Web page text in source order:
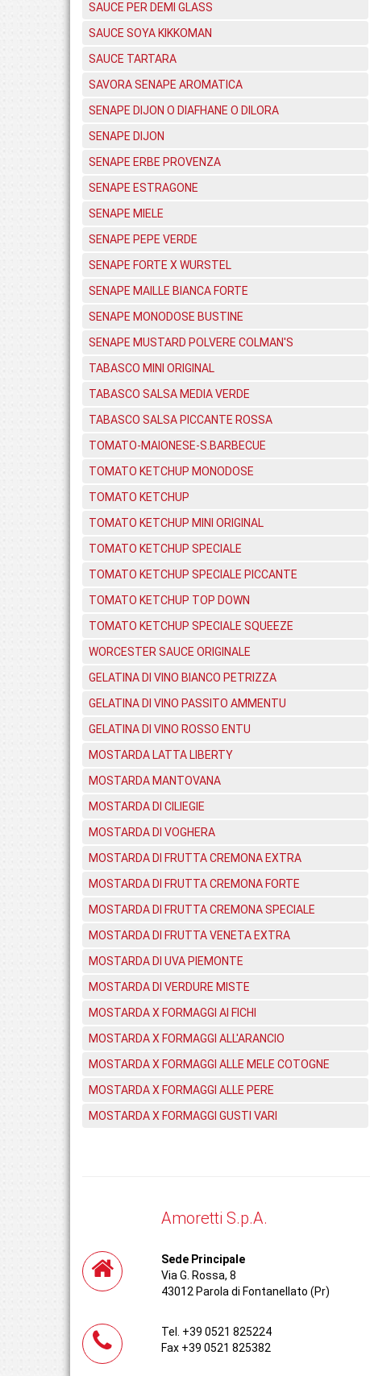
SAUCE PER DEMI GLASS
SAUCE SOYA KIKKOMAN
SAUCE TARTARA
SAVORA SENAPE AROMATICA
SENAPE DIJON O DIAFHANE O DILORA
SENAPE DIJON
SENAPE ERBE PROVENZA
SENAPE ESTRAGONE
SENAPE MIELE
SENAPE PEPE VERDE
SENAPE FORTE X WURSTEL
SENAPE MAILLE BIANCA FORTE
SENAPE MONODOSE BUSTINE
SENAPE MUSTARD POLVERE COLMAN'S
TABASCO MINI ORIGINAL
TABASCO SALSA MEDIA VERDE
TABASCO SALSA PICCANTE ROSSA
TOMATO-MAIONESE-S.BARBECUE
TOMATO KETCHUP MONODOSE
TOMATO KETCHUP
TOMATO KETCHUP MINI ORIGINAL
TOMATO KETCHUP SPECIALE
TOMATO KETCHUP SPECIALE PICCANTE
TOMATO KETCHUP TOP DOWN
TOMATO KETCHUP SPECIALE SQUEEZE
WORCESTER SAUCE ORIGINALE
GELATINA DI VINO BIANCO PETRIZZA
GELATINA DI VINO PASSITO AMMENTU
GELATINA DI VINO ROSSO ENTU
MOSTARDA LATTA LIBERTY
MOSTARDA MANTOVANA
MOSTARDA DI CILIEGIE
MOSTARDA DI VOGHERA
MOSTARDA DI FRUTTA CREMONA EXTRA
MOSTARDA DI FRUTTA CREMONA FORTE
MOSTARDA DI FRUTTA CREMONA SPECIALE
MOSTARDA DI FRUTTA VENETA EXTRA
MOSTARDA DI UVA PIEMONTE
MOSTARDA DI VERDURE MISTE
MOSTARDA X FORMAGGI AI FICHI
MOSTARDA X FORMAGGI ALL'ARANCIO
MOSTARDA X FORMAGGI ALLE MELE COTOGNE
MOSTARDA X FORMAGGI ALLE PERE
MOSTARDA X FORMAGGI GUSTI VARI
Amoretti S.p.A.
Sede Principale
Via G. Rossa, 8
43012 Parola di Fontanellato (Pr)
Tel. +39 0521 825224
Fax +39 0521 825382